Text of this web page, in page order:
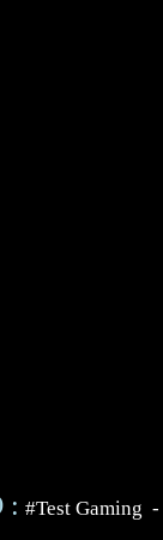
: #Test Gaming -